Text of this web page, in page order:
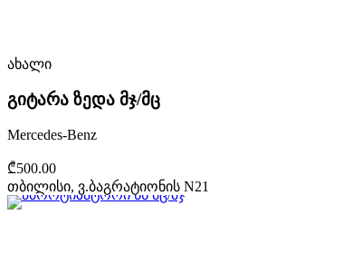
ახალი
გიტარა ზედა მჯ/მც
Mercedes-Benz
₾500.00
თბილისი, ვ.ბაგრატიონის N21